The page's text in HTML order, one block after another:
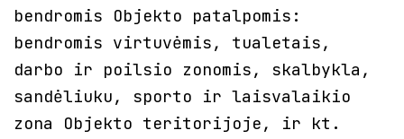
bendromis Objekto patalpomis:
bendromis virtuvėmis, tualetais,
darbo ir poilsio zonomis, skalbykla,
sandėliuku, sporto ir laisvalaikio
zona Objekto teritorijoje, ir kt.